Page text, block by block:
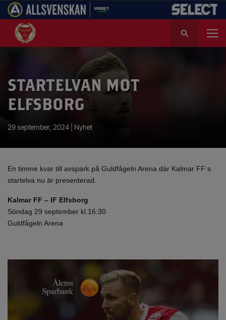
k
STARTELVAN MOT
ELFSBORG
29 september, 2024 | Nyhet
En timme kvar till avspark på Guldfågeln Arena där Kalmar FF:s
startelva nu är presenterad.
Kalmar FF – IF Elfsborg
Söndag 29 september kl.16:30
Guldfågeln Arena